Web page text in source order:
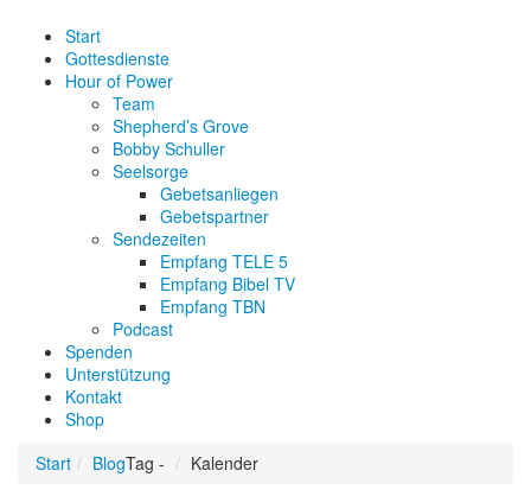
Start
Gottesdienste
Hour of Power
Team
Shepherd’s Grove
Bobby Schuller
Seelsorge
Gebetsanliegen
Gebetspartner
Sendezeiten
Empfang TELE 5
Empfang Bibel TV
Empfang TBN
Podcast
Spenden
Unterstützung
Kontakt
Shop
Start
BlogTag - Kalender